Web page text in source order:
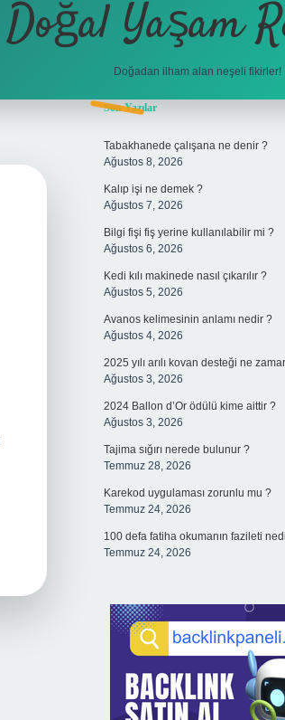
Doğal Yaşam
Doğadan ilham alan neşeli fikirler!
Sidebar
Son Yazılar
Tabakhanede çalışana ne denir ?
Ağustos 8, 2026
Kalıp işi ne demek ?
Ağustos 7, 2026
Bilgi fişi fiş yerine kullanılabilir mi ?
Ağustos 6, 2026
Kedi kılı makinede nasıl çıkarılır ?
Ağustos 5, 2026
Avanos kelimesinin anlamı nedir ?
Ağustos 4, 2026
2025 yılı arılı kovan desteği ne
Ağustos 3, 2026
2024 Ballon d’Or ödülü kime aittir ?
Ağustos 3, 2026
Tajima sığırı nerede bulunur ?
Temmuz 28, 2026
Karekod uygulaması zorunlu mu ?
Temmuz 24, 2026
100 defa fatiha okumanın fazileti
Temmuz 24, 2026